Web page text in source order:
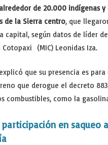
de 20.000 indígenas y
de la Sierra centro, que
capital, según datos de líder
(MIC) Leonidas Iza.
que su presencia es
que derogue el decreto
combustibles, como la
participación en saqueo